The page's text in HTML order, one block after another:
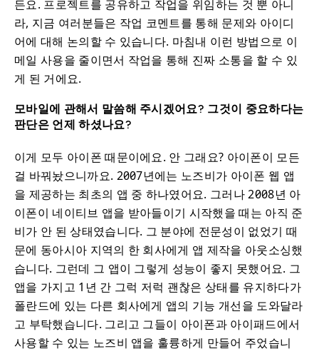
든요. 프로젝트를 공유하고 작업을 위임하는 것 뿐 아니
라, 지금 여러분들은 작업 코멘트를 통해 문제와 아이디
어에 대해 논의할 수 있습니다. 마침내 이런 방법으로 이
메일 사용을 줄이면서 작업을 통해 진짜 소통을 할 수 있
게 된 거에요.
모바일에 관해서 말씀해 주시겠어요? 그것이 중요하다는
판단은 언제 하셨나요?
이게 모두 아이폰 때문이에요. 안 그래요? 아이폰이 모든
걸 바꿔놨으니까요. 2007년에는 노즈비가 아이폰 웹 앱
을 제공하는 최초의 앱 중 하나였어요. 그러나 2008년 아
이폰이 네이티브 앱을 받아들이기 시작했을 때는 아직 준
비가 안 된 상태였습니다. 그 분야에 전문성이 없었기 때
문에 동아시아 지역의 한 회사에게 앱 제작을 아웃소싱했
습니다. 그런데 그 앱이 그렇게 성능이 좋지 못했어요. 그
앱을 가지고 1년 간 그럭 저럭 괜찮은 상태를 유지하다가
폴란드에 있는 다른 회사에게 앱의 기능 개선을 도와달라
고 부탁했습니다. 그리고 그들이 아이폰과 아이패드에서
사용할 수 있는 노즈비 앱을 훌륭하게 만들어 주었습니